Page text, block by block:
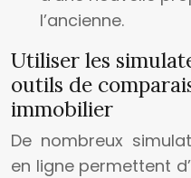
l’ancienne.
Utiliser les
outils de
immobilier
De nombreux
en ligne permettent